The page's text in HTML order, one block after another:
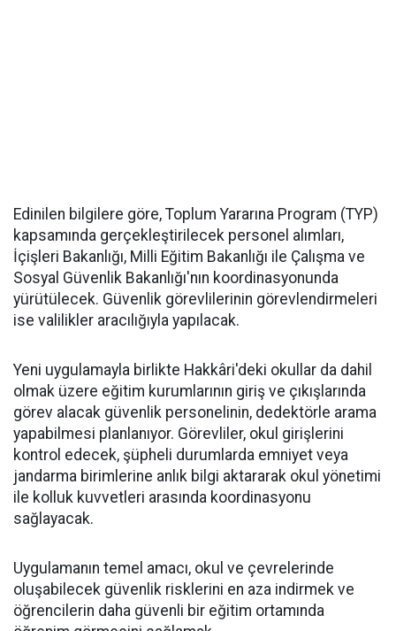
Edinilen bilgilere göre, Toplum Yararına Program (TYP)
kapsamında gerçekleştirilecek personel alımları,
İçişleri Bakanlığı, Milli Eğitim Bakanlığı ile Çalışma ve
Sosyal Güvenlik Bakanlığı'nın koordinasyonunda
yürütülecek. Güvenlik görevlilerinin görevlendirmeleri
ise valilikler aracılığıyla yapılacak.
Yeni uygulamayla birlikte Hakkâri'deki okullar da dahil
olmak üzere eğitim kurumlarının giriş ve çıkışlarında
görev alacak güvenlik personelinin, dedektörle arama
yapabilmesi planlanıyor. Görevliler, okul girişlerini
kontrol edecek, şüpheli durumlarda emniyet veya
jandarma birimlerine anlık bilgi aktararak okul yönetimi
ile kolluk kuvvetleri arasında koordinasyonu
sağlayacak.
Uygulamanın temel amacı, okul ve çevrelerinde
oluşabilecek güvenlik risklerini en aza indirmek ve
öğrencilerin daha güvenli bir eğitim ortamında